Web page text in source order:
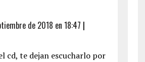
de 2018 en 18:47 |
cd, te dejan escucharlo por